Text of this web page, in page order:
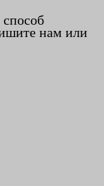
нам или